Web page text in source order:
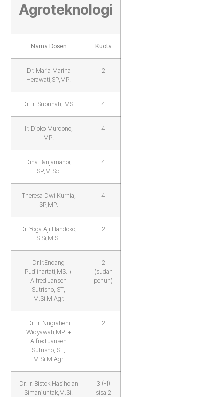
Agroteknologi
Nama Dosen Kuota
Dr. Maria Marina
Herawati,SP,MP.
2
Dr. Ir. Suprihati, MS. 4
Ir. Djoko Murdono,
MP.
4
Dina Banjarnahor,
SP,M.Sc.
4
Theresa Dwi Kurnia,
SP,MP.
4
Dr. Yoga Aji Handoko,
S.Si,M.Si.
2
Dr.Ir.Endang
Pudjihartati,MS. +
Alfred Jansen
Sutrisno, ST,
M.Si.M.Agr.
2
(sudah
penuh)
Dr. Ir. Nugraheni
Widyawati,MP. +
Alfred Jansen
Sutrisno, ST,
M.Si.M.Agr.
2
Dr. Ir. Bistok Hasiholan
Simanjuntak,M.Si.
3 (-1)
sisa 2